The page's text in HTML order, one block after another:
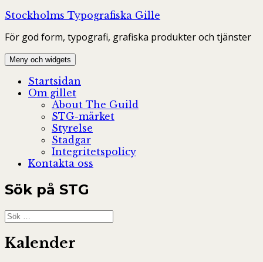
Hoppa
innehåll
Stockholms Typografiska Gille
För god form, typografi, grafiska produkter och tjänster
Meny och widgets
Startsidan
Om gillet
About The Guild
STG-märket
Styrelse
Stadgar
Integritetspolicy
Kontakta oss
Sök på STG
Sök
efter:
Kalender